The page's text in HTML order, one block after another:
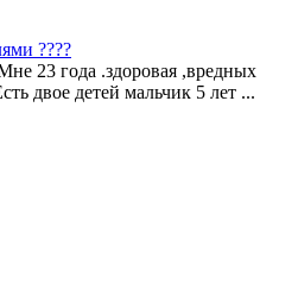
????
23 года .здоровая ,вредных
двое детей мальчик 5 лет ...